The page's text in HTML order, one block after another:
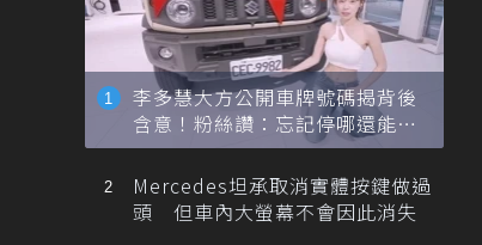
李多慧大方公開車牌號碼揭背後
含意！粉絲讚：忘記停哪還能幫
忙找車
Mercedes坦承取消實體按鍵做過
頭 但車內大螢幕不會因此消失